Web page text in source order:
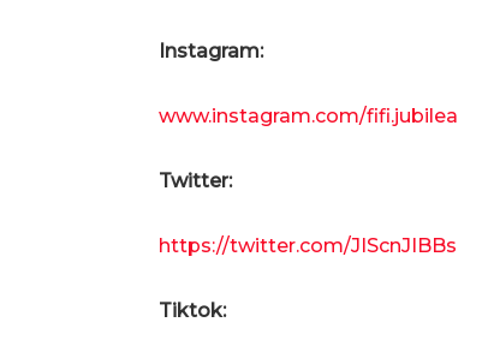
Instagram:
www.instagram.com/fifi.jubilea
Twitter:
https://twitter.com/JIScnJIBBs
Tiktok: